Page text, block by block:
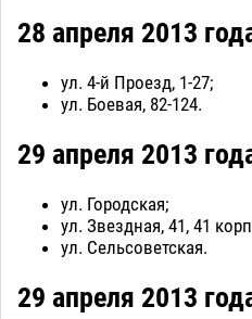
28 апреля 2013
ул. 4-й Проезд, 1-27;
ул. Боевая, 82-124.
29 апреля 2013
ул. Городская;
ул. Звездная, 41, 41
ул. Сельсоветская.
29 апреля 2013